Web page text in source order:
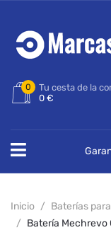
0
Tu cesta de la
0 €
Inicio Baterías
Batería